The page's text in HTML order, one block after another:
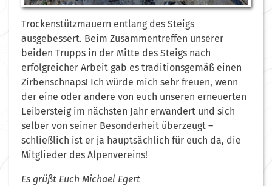
Trockenstützmauern entlang des Steigs
ausgebessert. Beim Zusammentreffen unserer
beiden Trupps in der Mitte des Steigs nach
erfolgreicher Arbeit gab es traditionsgemäß einen
Zirbenschnaps! Ich würde mich sehr freuen, wenn
der eine oder andere von euch unseren erneuerten
Leibersteig im nächsten Jahr erwandert und sich
selber von seiner Besonderheit überzeugt –
schließlich ist er ja hauptsächlich für euch da, die
Mitglieder des Alpenvereins!
Es grüßt Euch Michael Egert